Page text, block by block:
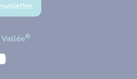
Vallée®